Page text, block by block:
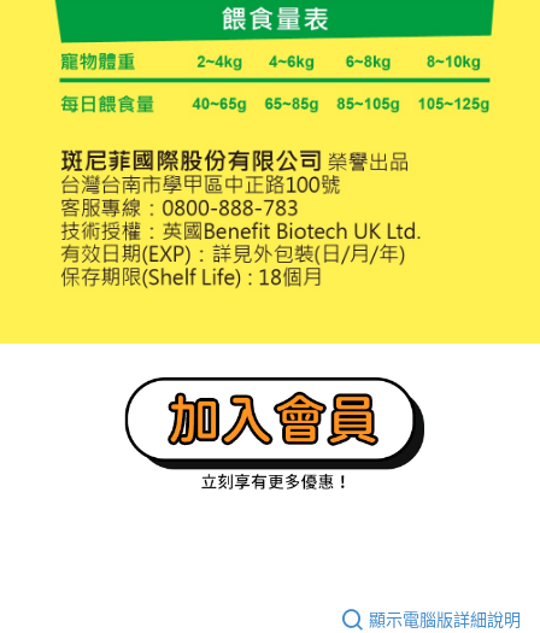
顯示電腦版詳細說明